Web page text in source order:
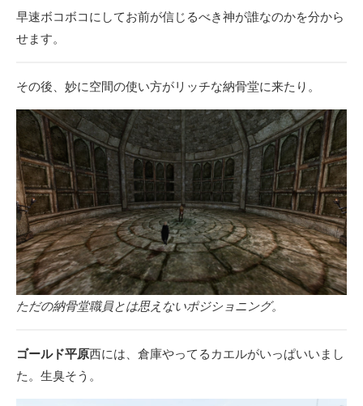
早速ボコボコにしてお前が信じるべき神が誰なのかを分から
せます。
その後、妙に空間の使い方がリッチな納骨堂に来たり。
ただの納骨堂職員とは思えないポジショニング。
ゴールド平原西には、倉庫やってるカエルがいっぱいいまし
た。生臭そう。